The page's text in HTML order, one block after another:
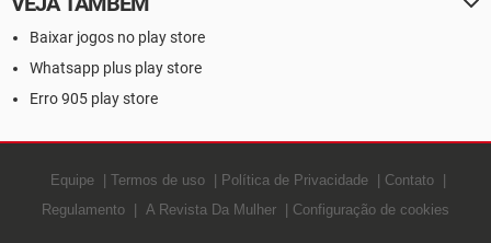
Baixar jogos no play store
Whatsapp plus play store
Erro 905 play store
Equipe Termos de uso Política de Privacidade
Contato
Regulamento
A Revista Da Mulher Configuração de cookies